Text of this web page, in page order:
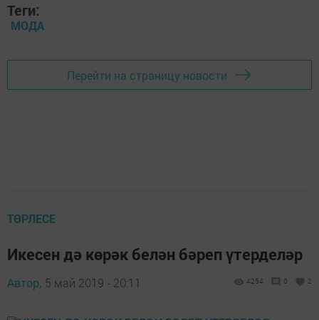
Теги:
МОДА
Перейти на страницу новости
ТӨРЛЕСЕ
Икесен дә көрәк белән бәреп үтерделәр
Автор, 5 май 2019 - 20:11 4254 0 2